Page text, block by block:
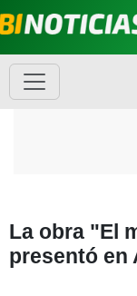
La obra "El
presentó en